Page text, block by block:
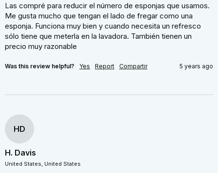
Las compré para reducir el número de esponjas que usamos.
Me gusta mucho que tengan el lado de fregar como una
esponja. Funciona muy bien y cuando necesita un refresco
sólo tiene que meterla en la lavadora. También tienen un
precio muy razonable
Was this review helpful? Yes Report Compartir 5 years ago
HD
H. Davis
United States, United States